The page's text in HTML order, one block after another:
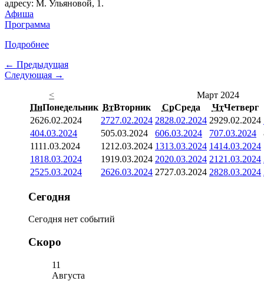
адресу: М. Ульяновой, 1.
Афиша
Программа
Подробнее
← Предыдущая
Следующая →
<
Март 2024
ПнПонедельник ВтВторник СрСреда ЧтЧетверг
2626.02.2024 2727.02.2024 2828.02.2024 2929.02.2024
404.03.2024 505.03.2024 606.03.2024 707.03.2024
1111.03.2024 1212.03.2024 1313.03.2024 1414.03.2024
1818.03.2024 1919.03.2024 2020.03.2024 21 21.03.2024
2525.03.2024 2626.03.2024 2727.03.2024 2828.03.2024
Сегодня
Сегодня нет событий
Скоро
11
Августа